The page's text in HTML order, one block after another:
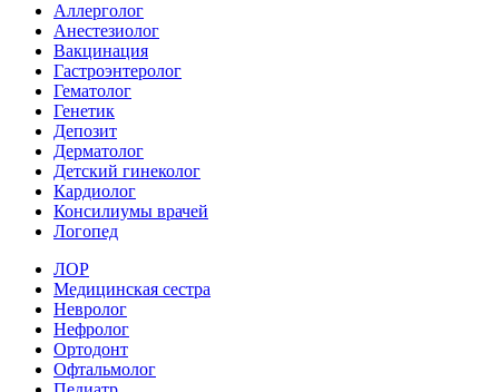
Аллерголог
Анестезиолог
Вакцинация
Гастроэнтеролог
Гематолог
Генетик
Депозит
Дерматолог
Детский гинеколог
Кардиолог
Консилиумы врачей
Логопед
ЛОР
Медицинская сестра
Невролог
Нефролог
Ортодонт
Офтальмолог